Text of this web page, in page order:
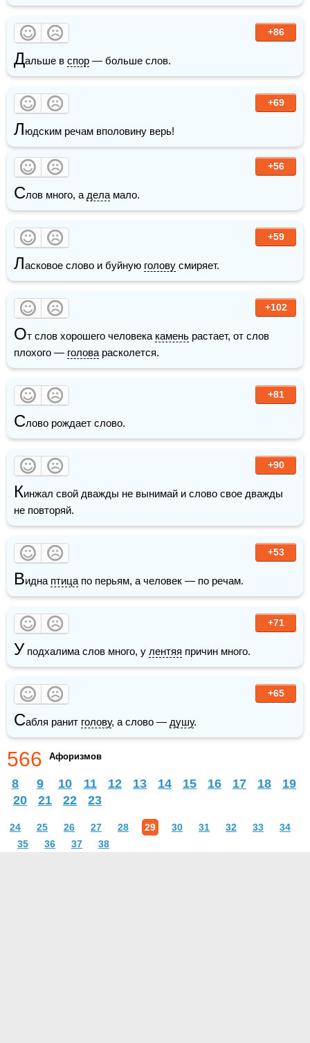
+86
Дальше в спор — больше слов.
+69
Людским речам вполовину верь!
+56
Слов много, а дела мало.
+59
Ласковое слово и буйную голову смиряет.
+102
От слов хорошего человека камень растает, от слов
плохого — голова расколется.
+81
Слово рождает слово.
+90
Кинжал свой дважды не вынимай и слово свое дважды
не повторяй.
+53
Видна птица по перьям, а человек — по речам.
+71
У подхалима слов много, у лентяя причин много.
+65
Сабля ранит голову, а слово — душу.
566 Афоризмов
8 9 10 11 12 13 14 15 16 17 18
19
20
21 22 23
24 25 26 27 28 29 30 31 32 33
34
35
36 37 38